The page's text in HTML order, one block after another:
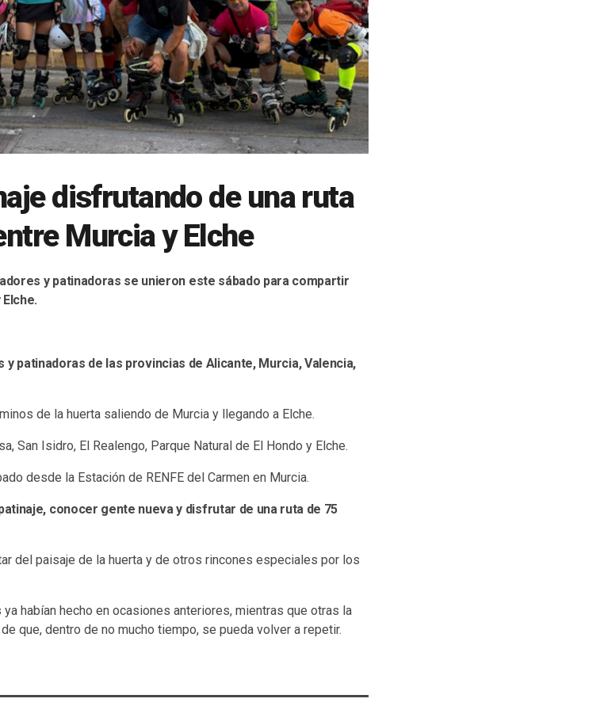
disfrutando de una ruta
Murcia y Elche
y patinadoras se unieron este sábado para compartir
y patinadoras de las provincias de Alicante, Murcia, Valencia,
de la huerta saliendo de Murcia y llegando a Elche.
San Isidro, El Realengo, Parque Natural de El Hondo y Elche.
desde la Estación de RENFE del Carmen en Murcia.
conocer gente nueva y disfrutar de una ruta de 75
del paisaje de la huerta y de otros rincones especiales por los
habían hecho en ocasiones anteriores, mientras que otras la
que, dentro de no mucho tiempo, se pueda volver a repetir.